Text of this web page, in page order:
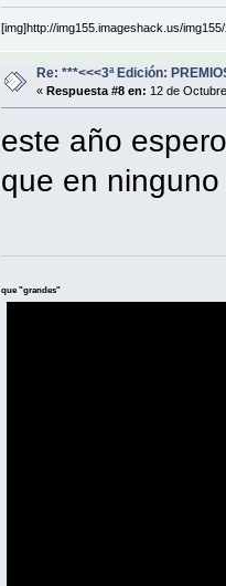
[img]http://img155.imageshack.us/
Re: ***<<<3ª Edición:
«Respuesta #8 en: 12 de
este año
que en
que "grandes"